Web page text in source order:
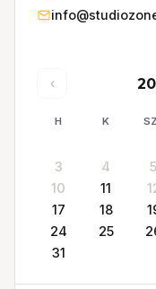
‹
H K
3
4 5
10
11
17
18
24
25
31